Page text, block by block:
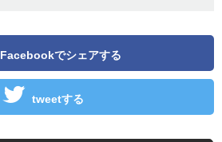
Facebookでシェアする
tweetする